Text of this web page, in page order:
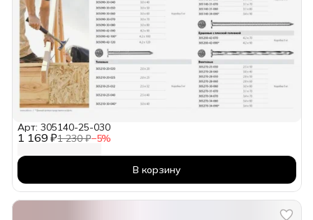
1 169 ₽1 230 ₽−5%
Арт: 305140-25-030
В корзину